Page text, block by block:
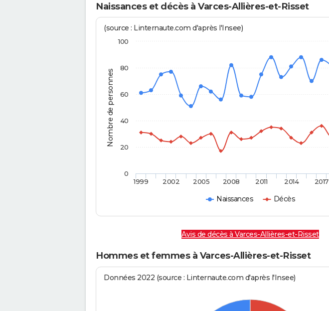
Naissances et décès à Varces-Allières-et-Risset
Nombre de personnes
(source : Linternaute.com d'après l'Insee)
Naissances Décès
1999 2002 2005 2008 2011 2014 2017
0
20
40
60
80
100
Avis de décès à Varces-Allières-et-Risset
Hommes et femmes à Varces-Allières-et-Risset
Données 2022 (source : Linternaute.com d'après l'Insee)